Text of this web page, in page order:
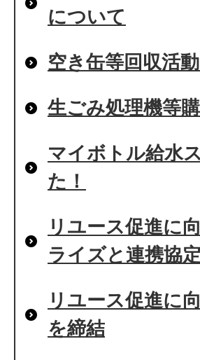
について
空き缶等回収活
生ごみ処理機等
マイボトル給水
た！
リユース促進に
ライズと連携協
リユース促進に
を締結